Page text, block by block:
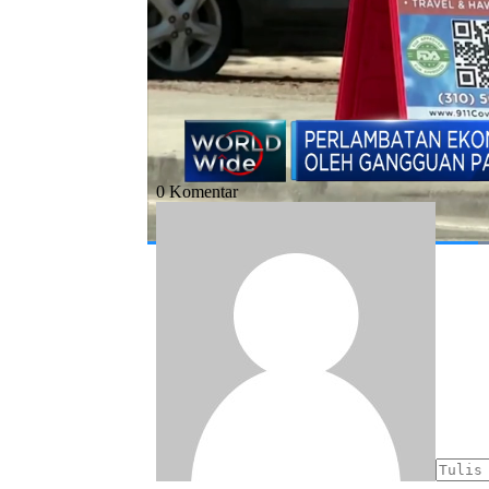
#amerika serikat #as #bruto